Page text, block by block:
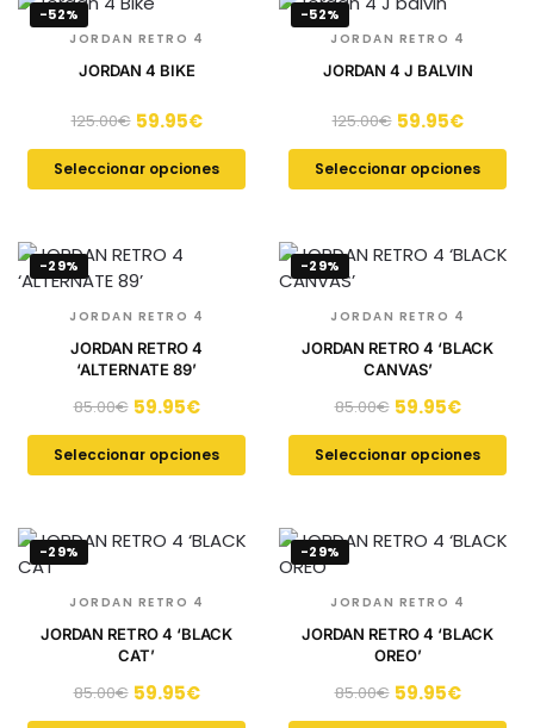
-52%
JORDAN RETRO 4
JORDAN 4 BIKE
125.00€ 59.95€
Seleccionar opciones
-52%
JORDAN RETRO 4
JORDAN 4 J BALVIN
125.00€ 59.95€
Seleccionar opciones
-29%
JORDAN RETRO 4
JORDAN RETRO 4
‘ALTERNATE 89’
85.00€ 59.95€
Seleccionar opciones
-29%
JORDAN RETRO 4
JORDAN RETRO 4 ‘BLACK
CANVAS’
85.00€ 59.95€
Seleccionar opciones
-29%
JORDAN RETRO 4
JORDAN RETRO 4 ‘BLACK
CAT’
85.00€ 59.95€
-29%
JORDAN RETRO 4
JORDAN RETRO 4 ‘BLACK
OREO’
85.00€ 59.95€